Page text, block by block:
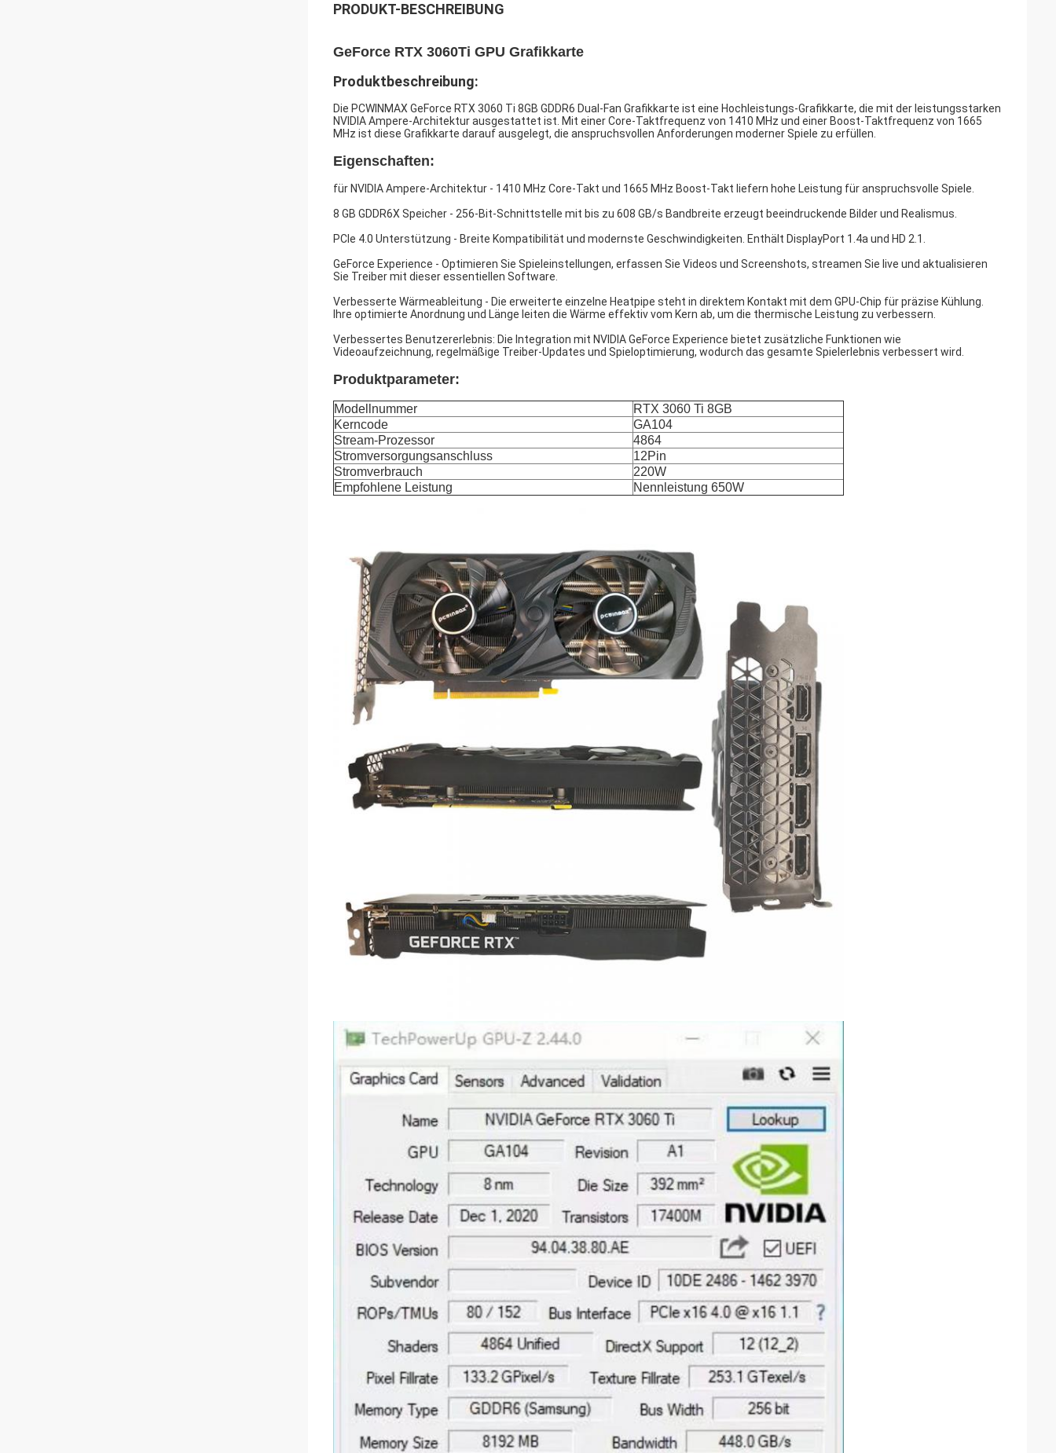
PRODUKT-BESCHREIBUNG
GeForce RTX 3060Ti GPU Grafikkarte
Produktbeschreibung:
Die PCWINMAX GeForce RTX 3060 Ti 8GB GDDR6 Dual-Fan Grafikkarte ist eine Hochleistungs-Grafikkarte, die mit der leistungsstarken
NVIDIA Ampere-Architektur ausgestattet ist. Mit einer Core-Taktfrequenz von 1410 MHz und einer Boost-Taktfrequenz von 1665
MHz ist diese Grafikkarte darauf ausgelegt, die anspruchsvollen Anforderungen moderner Spiele zu erfüllen.
Eigenschaften:
für NVIDIA Ampere-Architektur - 1410 MHz Core-Takt und 1665 MHz Boost-Takt liefern hohe Leistung für anspruchsvolle Spiele.
8 GB GDDR6X Speicher - 256-Bit-Schnittstelle mit bis zu 608 GB/s Bandbreite erzeugt beeindruckende Bilder und Realismus.
PCIe 4.0 Unterstützung - Breite Kompatibilität und modernste Geschwindigkeiten. Enthält DisplayPort 1.4a und HD 2.1.
GeForce Experience - Optimieren Sie Spieleinstellungen, erfassen Sie Videos und Screenshots, streamen Sie live und aktualisieren
Sie Treiber mit dieser essentiellen Software.
Verbesserte Wärmeableitung - Die erweiterte einzelne Heatpipe steht in direktem Kontakt mit dem GPU-Chip für präzise Kühlung.
Ihre optimierte Anordnung und Länge leiten die Wärme effektiv vom Kern ab, um die thermische Leistung zu verbessern.
Verbessertes Benutzererlebnis: Die Integration mit NVIDIA GeForce Experience bietet zusätzliche Funktionen wie
Videoaufzeichnung, regelmäßige Treiber-Updates und Spieloptimierung, wodurch das gesamte Spielerlebnis verbessert wird.
Produktparameter:
Modellnummer
RTX 3060 Ti 8GB
Kerncode
GA104
Stream-Prozessor
4864
Stromversorgungsanschluss
12Pin
Stromverbrauch
220W
Empfohlene Leistung
Nennleistung 650W